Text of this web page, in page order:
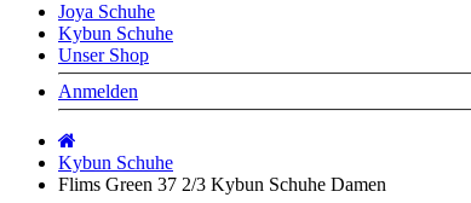
Joya Schuhe
Kybun Schuhe
Unser Shop
Anmelden
Kybun Schuhe
Flims Green 37 2/3 Kybun Schuhe Damen